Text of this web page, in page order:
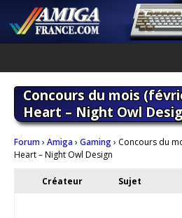
Concours du mois
Heart – Night Owl
Forum› Amiga› Gaming› Concours du
Heart – Night Owl Design
Créateur Sujet